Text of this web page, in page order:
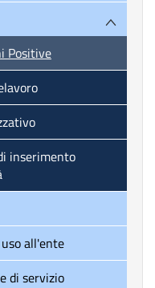
Positive
all'ente
di servizio